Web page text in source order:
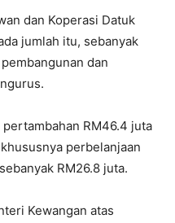
dan Koperasi Datuk
jumlah itu, sebanyak
dan
RM46.4 juta
perbelanjaan
RM26.8 juta.
Kewangan atas